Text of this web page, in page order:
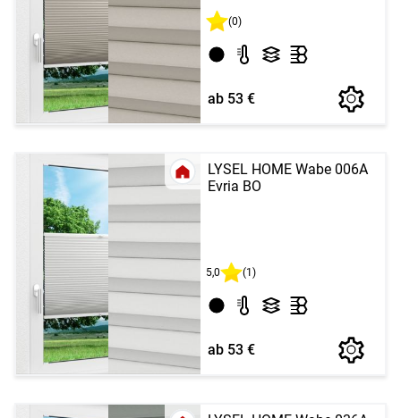
(0)
ab 53 €
LYSEL HOME Wabe 006A
Evria BO
5,0 (1)
ab 53 €